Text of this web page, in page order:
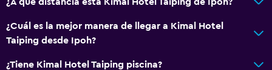
¿Cuál es la mejor manera de llegar a Kimal Hotel
Taiping desde Ipoh?
¿Tiene Kimal Hotel Taiping piscina?